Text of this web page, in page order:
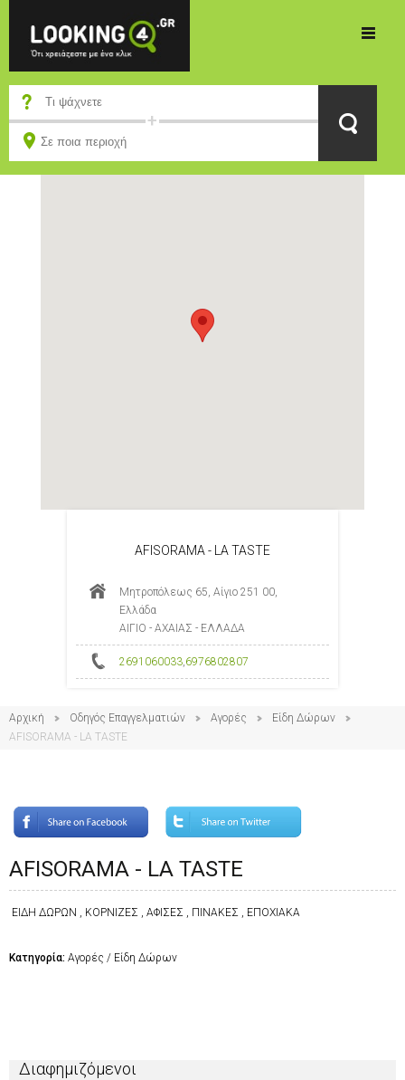
AFISORAMA - LA TASTE
Μητροπόλεως 65, Αίγιο 251 00,
Ελλάδα
ΑΙΓΙΟ - ΑΧΑΙΑΣ - ΕΛΛΑΔΑ
2691060033,6976802807
Αρχική Οδηγός Επαγγελματιών Αγορές
Είδη Δώρων
AFISORAMA - LA TASTE
AFISORAMA - LA TASTE
ΕΙΔΗ ΔΩΡΩΝ , ΚΟΡΝΙΖΕΣ , ΑΦΙΣΕΣ , ΠΙΝΑΚΕΣ , ΕΠΟΧΙΑΚΑ
Κατηγορία: Αγορές / Είδη Δώρων
Διαφημιζόμενοι